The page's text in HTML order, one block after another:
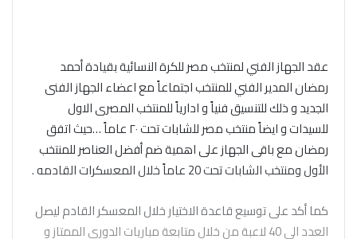
عقد الجهاز الفني لمنتخب مصر للكرة النسائية بقيادة أحمد
رمضان المدير الفني للمنتخب اجتماعاً مع اعضاء الجهاز الفنى
الجديد و ذلك للتنسيق فنياً و ادارياً للمنتخب المصرى الاول
للسيدات و ايضاً منتخب مصر للشابات تحت ٢٠ عاماً …حيث اتفق
رمضان مع باقى الجهاز على اهمية ضم أفضل العناصر للمنتخب
الأول ومنتخب الشابات تحت 20 عاماً خلال المعسكرات القادمه .
كما أكد على توسيع قاعدة الاختيار خلال المعسكر القادم ليصل
العدد الى 40 لاعبة من خلال متابعة مباريات الدوري الممتاز و